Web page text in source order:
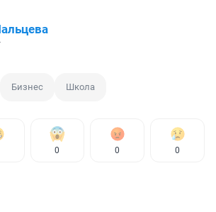
Бизнес Школа
0 0 0